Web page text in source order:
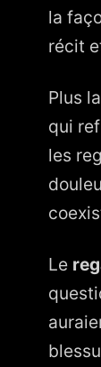
la
récit
Plus
qui
les
Le